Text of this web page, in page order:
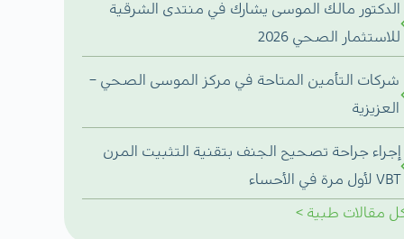
الدكتور مالك الموسى يشارك في منتدى الشرقية
للاستثمار الصحي 2026
شركات التأمين المتاحة في مركز الموسى الصحي –
العزيزية
إجراء جراحة تصحيح الجنف بتقنية التثبيت المرن
VBT لأول مرة في الأحساء
مقالات طبية >